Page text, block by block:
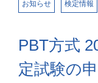
お知らせ 検定情報
PBT方式
定試験の